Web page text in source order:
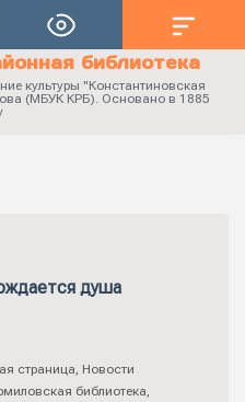
библиотека
культуры "Константиновская
(МБУК КРБ). Основано в 1885
душа
страница, Новости
библиотека,